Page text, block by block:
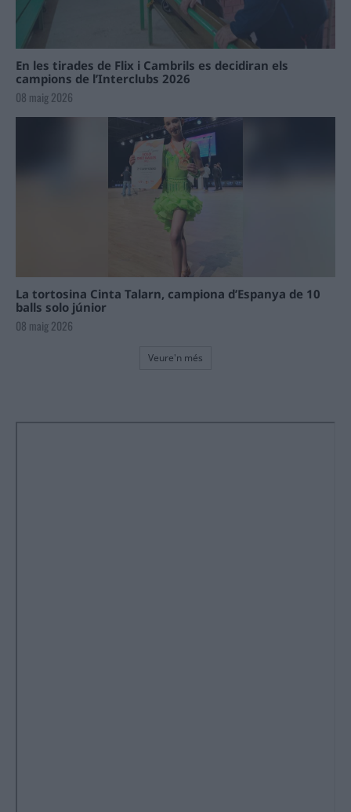
En les tirades de Flix i Cambrils es decidiran els
campions de l’Interclubs 2026
08 maig 2026
La tortosina Cinta Talarn, campiona d’Espanya de 10
balls solo júnior
08 maig 2026
Veure'n més